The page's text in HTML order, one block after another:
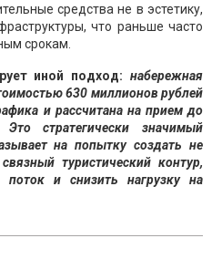
средства не в эстетику,
что раньше часто
срокам.
иной подход: набережная
630 миллионов рублей
и рассчитана на прием до
стратегически значимый
на попытку создать не
туристический контур,
поток и снизить нагрузку на